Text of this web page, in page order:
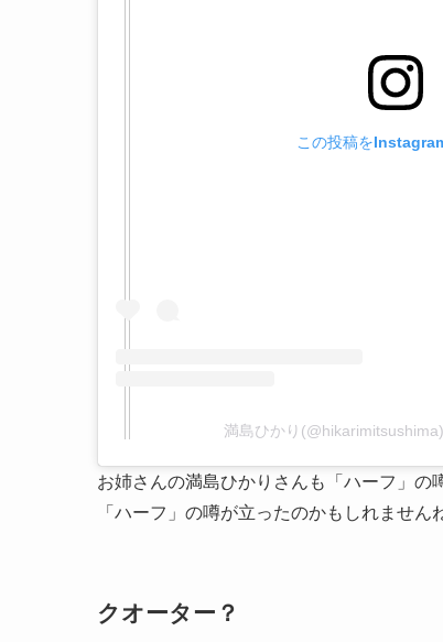
この投稿を
満島ひかり
お姉さんの満島ひかりさんも「ハーフ」の
「ハーフ」の噂が立ったのかもしれません
クオーター？